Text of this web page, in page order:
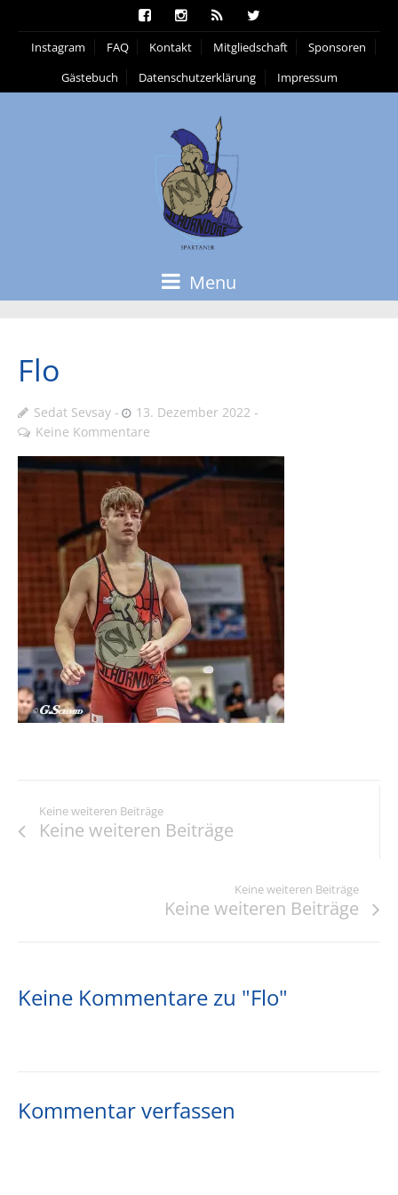
Instagram FAQ Kontakt Mitgliedschaft
Sponsoren
Gästebuch
Datenschutzerklärung Impressum
Menu
Flo
Sedat Sevsay
13. Dezember 2022
Keine Kommentare
Keine weiteren Beiträge
Keine weiteren Beiträge
Keine weiteren Beiträge
Keine weiteren Beiträge
Keine Kommentare zu "Flo"
Kommentar verfassen